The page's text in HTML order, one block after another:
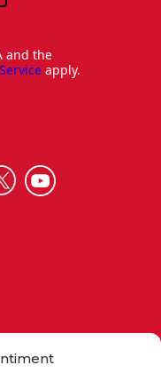
and the
apply.